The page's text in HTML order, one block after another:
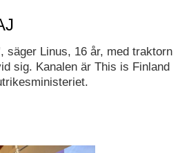
säger Linus, 16 år, med traktorn
sig. Kanalen är This is Finland